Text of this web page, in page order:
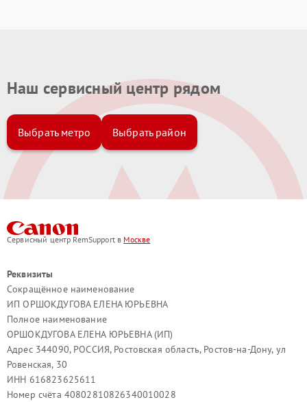
Наш сервисный центр рядом
Выбрать метро Выбрать район
Сервисный центр RemSupport в Москве
Реквизиты
Сокращённое наименование
ИП ОРШОКДУГОВА ЕЛЕНА ЮРЬЕВНА
Полное наименование
ОРШОКДУГОВА ЕЛЕНА ЮРЬЕВНА (ИП)
Адрес 344090, РОССИЯ, Ростовская область, Ростов-на-Дону, ул
Ровенская, 30
ИНН 616823625611
Номер счёта 40802810826340010028